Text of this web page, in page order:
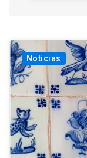
Noticias